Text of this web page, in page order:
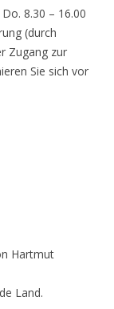
8.30 – 16.00
(durch
Zugang zur
Sie sich vor
Hartmut
Land.